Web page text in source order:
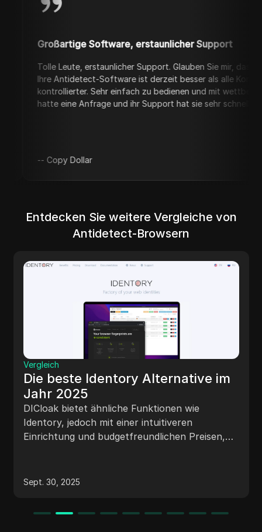
Software, erstaunlicher Support
Leute, erstaunlicher Support. Glauben Sie mir, das ist keine
Antidetect-Software ist derzeit besser als alle Konkurrenten. Viel
Sehr einfach zu bedienen und mit wettbewerbsfähigen
eine Anfrage und ihr Support hat sie sehr schnell umgesetzt.
Copy Dollar
Entdecken Sie weitere Vergleiche von
Antidetect-Browsern
Vergleich
Die beste Vision Alternative im
Jahr 2025
DICloak bietet die wesentlichen Funktionen des
unübertroffene Effizienz, die einen nahtlosen
ermöglicht, ohne Geschwindigkeit oder
Sept. 30, 2025